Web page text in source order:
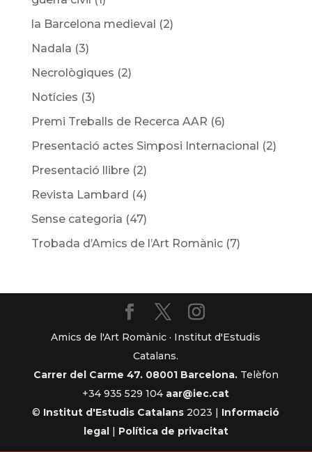
la Barcelona medieval (2)
Nadala (3)
Necrològiques (2)
Notícies (3)
Premi Treballs de Recerca AAR (6)
Presentació actes Simposi Internacional (2)
Presentació llibre(2)
Revista Lambard (4)
Sense categoria (47)
Trobada d’Amics de l’Art Romànic(7)
Amics de l'Art Romànic · Institut d'Estudis
Catalans.
Carrer del Carme 47. 08001 Barcelona.Telèfon
+34 935 529 104 aar@iec.cat
© Institut d'Estudis Catalans 2023 | Informació
legal| Política de privacitat